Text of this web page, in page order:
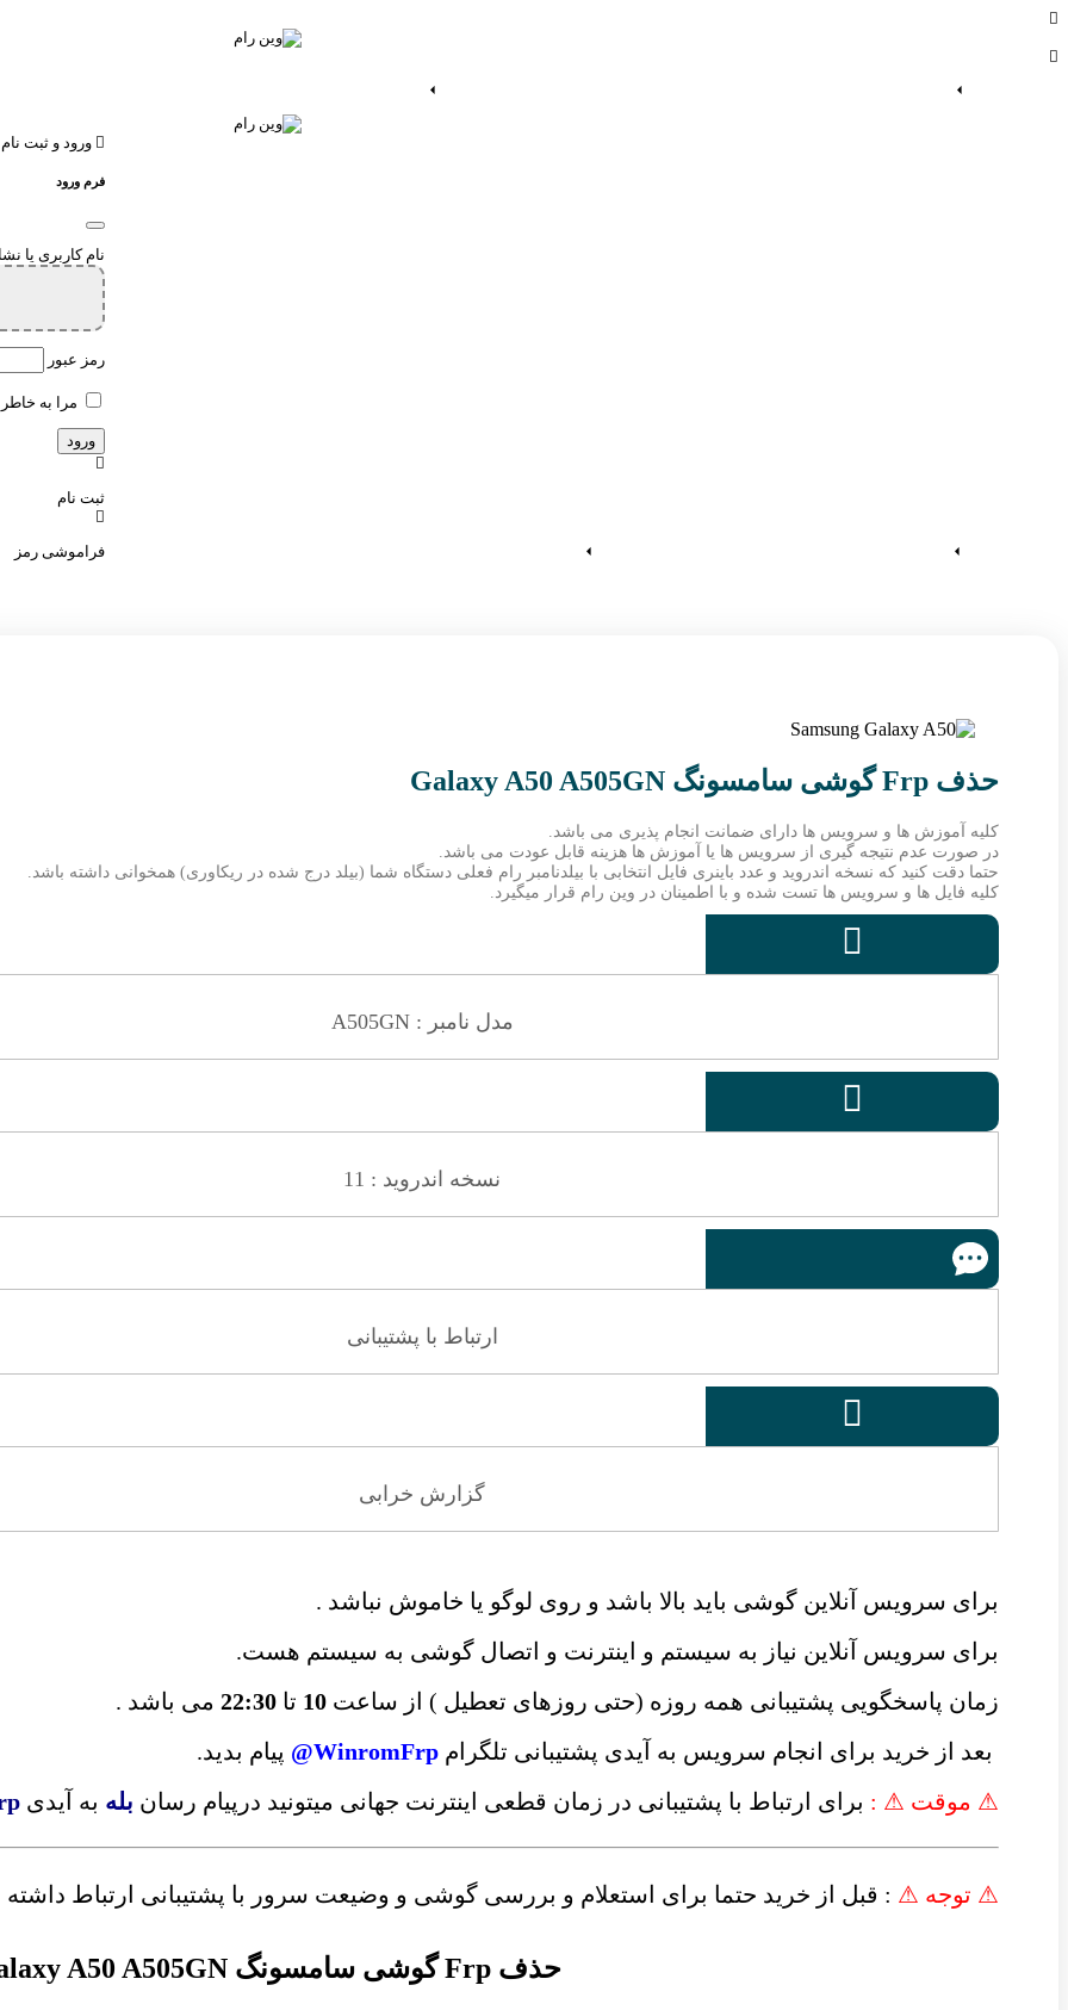
ورود و ثبت نام
فرم ورود
نام کاربری یا
رمز عبور
مرا به
ثبت نام
فراموشی رمز
حذف Frp گوشی سامسونگ Galaxy A50 A505GN
کلیه آموزش ها و سرویس ها دارای ضمانت انجام پذیری می باشد.
در صورت عدم نتیجه گیری از سرویس ها یا آموزش ها هزینه قابل عودت می باشد.
حتما دقت کنید که نسخه اندروید و عدد باینری فایل انتخابی با بیلدنامبر رام فعلی دستگاه شما (بیلد درج شده در ریکاوری) همخوانی داشته باشد.
کلیه فایل ها و سرویس ها تست شده و با اطمینان در وین رام قرار میگیرد.

مدل نامبر : A505GN

نسخه اندروید : 11
ارتباط با پشتیبانی

گزارش خرابی
برای سرویس آنلاین گوشی باید بالا باشد و روی لوگو یا خاموش نباشد .
برای سرویس آنلاین نیاز به سیستم و اینترنت و اتصال گوشی به سیستم هست.
زمان پاسخگویی پشتیبانی همه روزه (حتی روزهای تعطیل ) از ساعت 10 تا 22:30 می باشد .
بعد از خرید برای انجام سرویس به آیدی پشتیبانی تلگرام WinromFrp@
پیام بدید.
⚠ موقت ⚠ : برای ارتباط با پشتیبانی در زمان قطعی اینترنت جهانی میتونید درپیام رسان بله به آیدی
⚠ توجه ⚠ : قبل از خرید حتما برای استعلام و بررسی گوشی و وضیعت سرور با پشتیبانی ارتباط داشته
حذف Frp گوشی سامسونگ Galaxy A50 A505GN